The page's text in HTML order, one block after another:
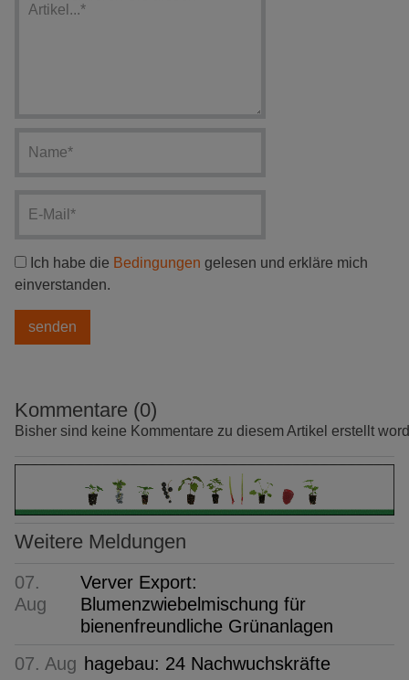
Ich habe die Bedingungen gelesen und erkläre mich
einverstanden.
Kommentare (0)
Bisher sind keine Kommentare zu diesem Artikel erstellt
Weitere Meldungen
07.
Aug
Verver Export:
Blumenzwiebelmischung für
bienenfreundliche Grünanlagen
07. Aug hagebau: 24 Nachwuchskräfte